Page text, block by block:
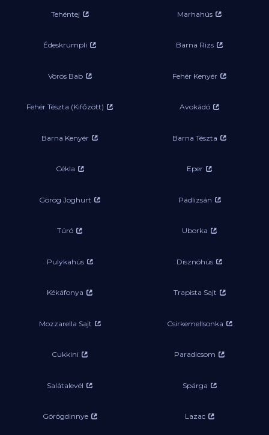
Tehéntej Marhahús
Édeskrumpli Barna Rizs
Vörös Bab Fehér Kenyér
Fehér Tészta (Kifőzött) Avokádó
Barna Kenyér Barna Tészta
Cékla Eper
Görög Joghurt Padlizsán
Túró Uborka
Pulykahús Disznóhús
Kékáfonya Trapista Sajt
Mozzarella Sajt Csirkemellsonka
Cukkini Paradicsom
Salátalevél Spárga
Görögdinnye Lazac